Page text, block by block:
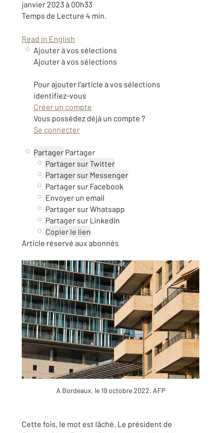
janvier 2023 à 00h33
Temps de Lecture 4 min.
Read in English
Ajouter à vos sélections
Ajouter à vos sélections
Pour ajouter l’article à vos sélections
identifiez-vous
Créer un compte
Vous possédez déjà un compte ?
Se connecter
Partager Partager
Partager sur Twitter
Partager sur Messenger
Partager sur Facebook
Envoyer un email
Partager sur Whatsapp
Partager sur LinkedIn
Copier le lien
Article réservé aux abonnés
A Bordeaux, le 19 octobre 2022. AFP
Cette fois, le mot est lâché. Le président de